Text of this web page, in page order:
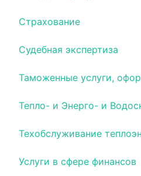
Страхование
Судебная экспертиза
Таможенные услуги,
Тепло- и Энерго- и
Техобслуживание
Услуги в сфере финансов